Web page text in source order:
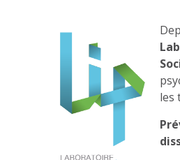
les